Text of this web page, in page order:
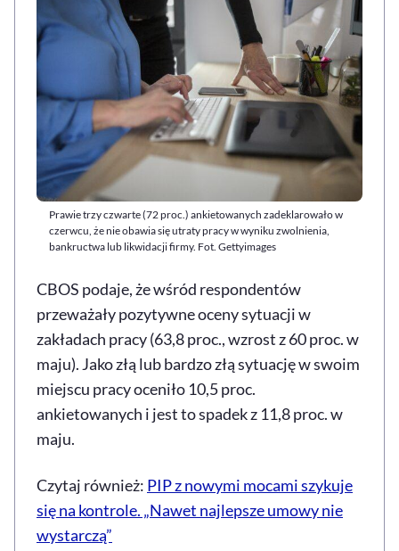
Deklaracja dostępności , otwiera się w nowym oknie
Zgłoś problem
, otwiera się w
Prawie trzy czwarte (72 proc.) ankietowanych zadeklarowało w
czerwcu, że nie obawia się utraty pracy w wyniku zwolnienia,
bankructwa lub likwidacji firmy. Fot. Gettyimages
CBOS podaje, że wśród respondentów
przeważały pozytywne oceny sytuacji w
zakładach pracy (63,8 proc., wzrost z 60 proc. w
maju). Jako złą lub bardzo złą sytuację w swoim
miejscu pracy oceniło 10,5 proc.
ankietowanych i jest to spadek z 11,8 proc. w
maju.
Czytaj również: PIP z nowymi mocami szykuje
się na kontrole. „Nawet najlepsze umowy nie
wystarczą”